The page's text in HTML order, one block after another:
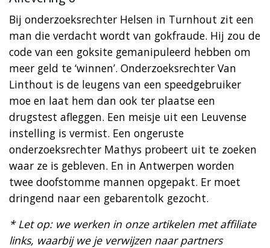
Bij onderzoeksrechter Helsen in Turnhout zit een
man die verdacht wordt van gokfraude. Hij zou de
code van een goksite gemanipuleerd hebben om
meer geld te ‘winnen’. Onderzoeksrechter Van
Linthout is de leugens van een speedgebruiker
moe en laat hem dan ook ter plaatse een
drugstest afleggen. Een meisje uit een Leuvense
instelling is vermist. Een ongeruste
onderzoeksrechter Mathys probeert uit te zoeken
waar ze is gebleven. En in Antwerpen worden
twee doofstomme mannen opgepakt. Er moet
dringend naar een gebarentolk gezocht.
* Let op: we werken in onze artikelen met affiliate
links, waarbij we je verwijzen naar partners